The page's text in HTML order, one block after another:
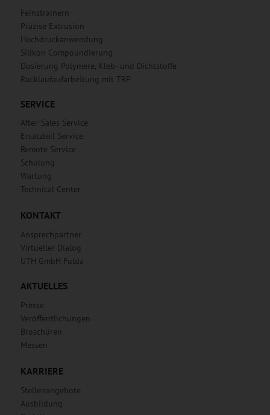
Feinstrainern
Präzise Extrusion
Hochdruckanwendung
Silikon Compoundierung
Dosierung Polymere, Kleb- und Dichtstoffe
Rücklaufaufarbeitung mit TRP
SERVICE
After-Sales Service
Ersatzteil Service
Remote Service
Schulung
Wartung
Technical Center
KONTAKT
Ansprechpartner
Virtueller Dialog
UTH GmbH Fulda
AKTUELLES
Presse
Veröffentlichungen
Broschüren
Messen
KARRIERE
Stellenangebote
Ausbildung